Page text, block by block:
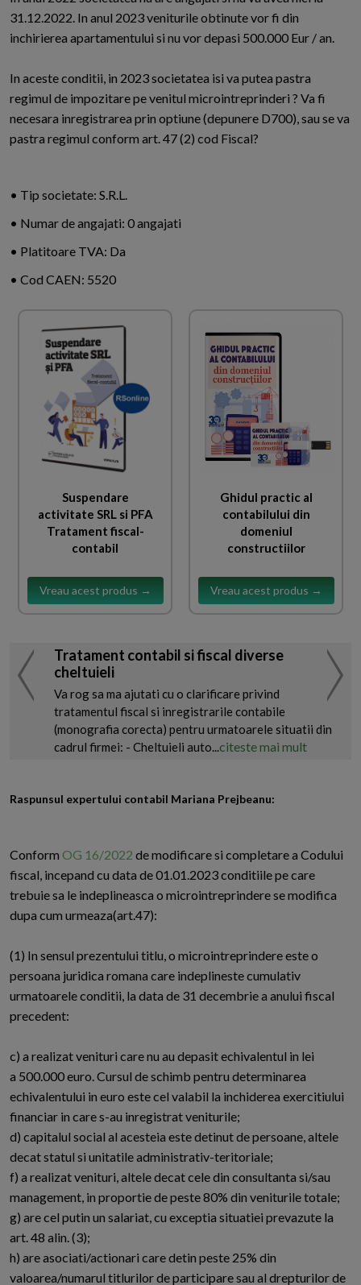
31.12.2022. In anul 2023 veniturile obtinute vor fi din
inchirierea apartamentului si nu vor depasi 500.000 Eur / an.
In aceste conditii, in 2023 societatea isi va putea pastra
regimul de impozitare pe venitul microintreprinderi ? Va fi
necesara inregistrarea prin optiune (depunere D700), sau se va
pastra regimul conform art. 47 (2) cod Fiscal?
• Tip societate: S.R.L.
• Numar de angajati: 0 angajati
• Platitoare TVA: Da
• Cod CAEN: 5520
Suspendare
activitate SRL si PFA
Tratament fiscal-
contabil
Vreau acest produs →
Ghidul practic al
contabilului din
domeniul
constructiilor
Vreau acest produs →
Tratament contabil si fiscal diverse
cheltuieli
Va rog sa ma ajutati cu o clarificare privind
tratamentul fiscal si inregistrarile contabile
(monografia corecta) pentru urmatoarele situatii din
cadrul firmei: - Cheltuieli auto...citeste mai mult
Raspunsul expertului contabil Mariana Prejbeanu:
Conform OG 16/2022 de modificare si completare a Codului
fiscal, incepand cu data de 01.01.2023 conditiile pe care
trebuie sa le indeplineasca o microintreprindere se modifica
dupa cum urmeaza(art.47):
(1) In sensul prezentului titlu, o microintreprindere este o
persoana juridica romana care indeplineste cumulativ
urmatoarele conditii, la data de 31 decembrie a anului fiscal
precedent:
c) a realizat venituri care nu au depasit echivalentul in lei
a 500.000 euro. Cursul de schimb pentru determinarea
echivalentului in euro este cel valabil la inchiderea exercitiului
financiar in care s-au inregistrat veniturile;
d) capitalul social al acesteia este detinut de persoane, altele
decat statul si unitatile administrativ-teritoriale;
f) a realizat venituri, altele decat cele din consultanta si/sau
management, in proportie de peste 80% din veniturile totale;
g) are cel putin un salariat, cu exceptia situatiei prevazute la
art. 48 alin. (3);
h) are asociati/actionari care detin peste 25% din
valoarea/numarul titlurilor de participare sau al drepturilor de